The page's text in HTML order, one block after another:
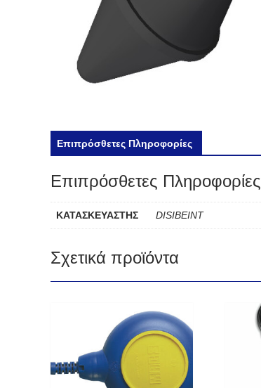
Επιπρόσθετες Πληροφορίες
Επιπρόσθετες Πληροφορίες
ΚΑΤΑΣΚΕΥΑΣΤΗΣ DISIBEINT
Σχετικά προϊόντα